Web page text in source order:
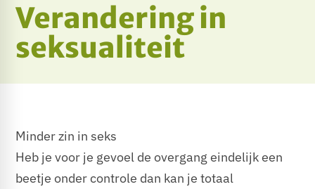
Verandering in
seksualiteit
Minder zin in seks
​Heb je voor je gevoel de overgang eindelijk een
beetje onder controle dan kan je totaal